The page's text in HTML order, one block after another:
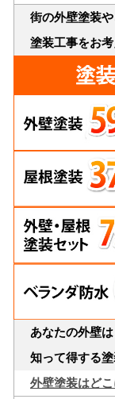
街の外壁塗装
塗装工事をお
あなたの外壁
知って得する
外壁塗装はど